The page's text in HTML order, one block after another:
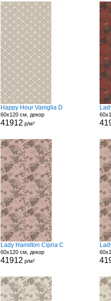
Happy Hour Vaniglia D
60x120 см, декор
41912 р/м²
Lady Hamilton Cipria C
60x120 см, декор
41912 р/м²